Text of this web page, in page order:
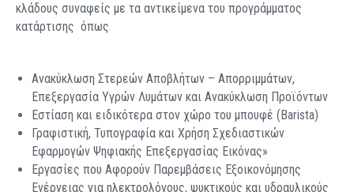
κλάδους συναφείς με τα αντικείμενα του προγράμματος
κατάρτισης όπως
Ανακύκλωση Στερεών Αποβλήτων – Απορριμμάτων,
Επεξεργασία Υγρών Λυμάτων και Ανακύκλωση Προϊόντων
Εστίαση και ειδικότερα στον χώρο του μπουφέ (Barista)
Γραφιστική, Τυπογραφία και Χρήση Σχεδιαστικών
Εφαρμογών Ψηφιακής Επεξεργασίας Εικόνας»
Εργασίες που Αφορούν Παρεμβάσεις Εξοικονόμησης
Ενέργειας για ηλεκτρολόγους, ψυκτικούς και υδραυλικούς